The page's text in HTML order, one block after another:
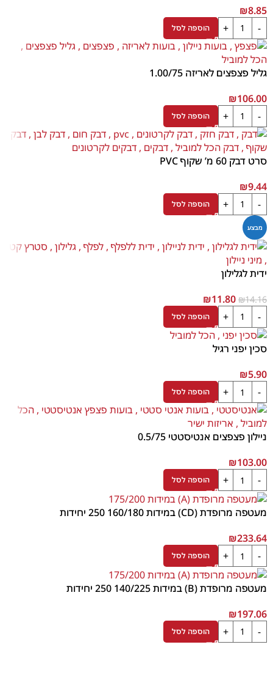
חסכוני וזמין לאורך זמן.
₪8.85
הוספה לסל
גליל פצפצים לאריזה 1.00/75
₪106.00
הוספה לסל
סרט דבק 60 מ’ שקוף PVC
₪9.44
הוספה לסל
מבצע
ידית לגלילון
₪14.16
₪11.80
הוספה לסל
סכין יפני רגיל
₪5.90
הוספה לסל
ניילון פצפצים אנטיסטטי 0.5/75
₪103.00
הוספה לסל
מעטפה מרופדת (CD) במידות 160/180 250 יחידות
₪233.64
הוספה לסל
מעטפה מרופדת (B) במידות 140/225 250 יחידות
₪197.06
הוספה לסל